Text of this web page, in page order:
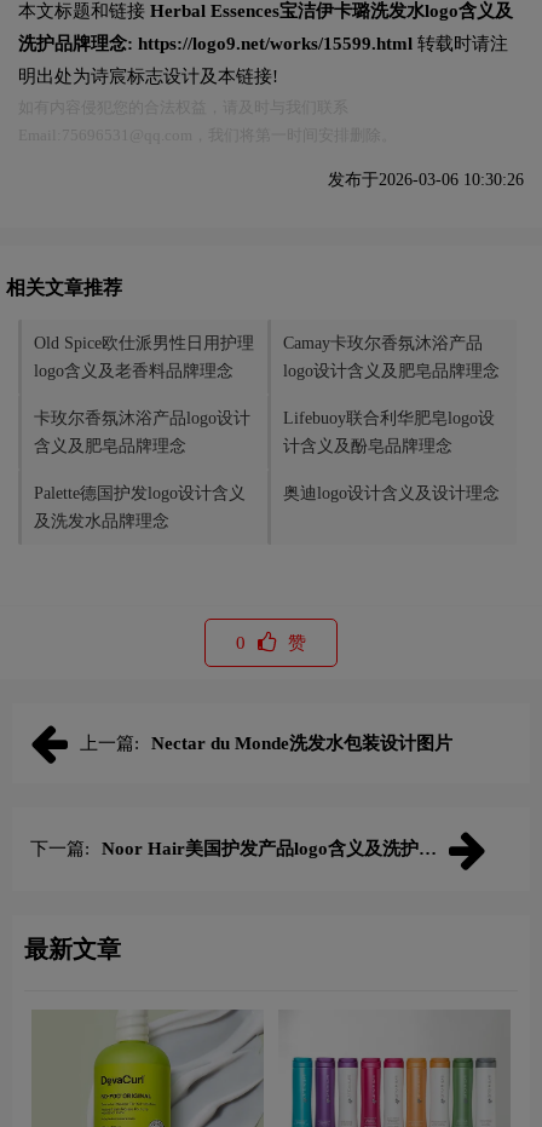
本文标题和链接 Herbal Essences宝洁伊卡璐洗发水logo含义及
洗护品牌理念: https://logo9.net/works/15599.html 转载时请注
明出处为诗宸标志设计及本链接!
发布于2026-03-06 10:30:26
相关文章推荐
Old Spice欧仕派‌男性日用护理
logo含义及老香料品牌理念
Camay卡玫尔香氛沐浴产品
logo设计含义及肥皂品牌理念
卡玫尔香氛沐浴产品logo设计
含义及肥皂品牌理念
Lifebuoy联合利华肥皂logo设
计含义及酚皂品牌理念
Palette德国护发logo设计含义
及洗发水品牌理念
奥迪logo设计含义及设计理念
0 赞
上一篇: Nectar du Monde洗发水包装设计图片
下一篇:
Noor Hair美国护发产品logo含义及洗护品
最新文章